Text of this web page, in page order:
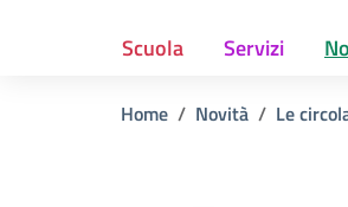
Scuola Servizi
Home Novità Le